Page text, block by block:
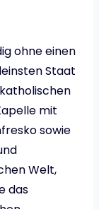
ohne einen
Staat
mit
sowie
Welt,
das